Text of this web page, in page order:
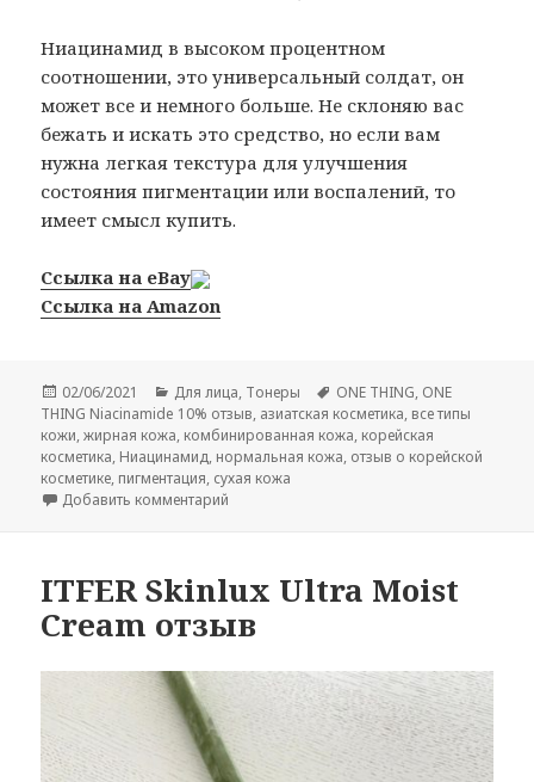
Ниацинамид в высоком процентном
соотношении, это универсальный солдат, он
может все и немного больше. Не склоняю вас
бежать и искать это средство, но если вам
нужна легкая текстура для улучшения
состояния пигментации или воспалений, то
имеет смысл купить.
Ссылка на eBay
Ссылка на Amazon
Опубликовано
02/06/2021 Рубрики
Для лица, Тонеры Метки
ONE THING, ONE
THING Niacinamide 10% отзыв, азиатская косметика, все типы
кожи,жирная кожа, комбинированная кожа, корейская
косметика, Ниацинамид, нормальная кожа, отзыв о корейской
косметике, пигментация, сухая кожа
Добавить комментарий
ITFER Skinlux Ultra Moist
Cream отзыв